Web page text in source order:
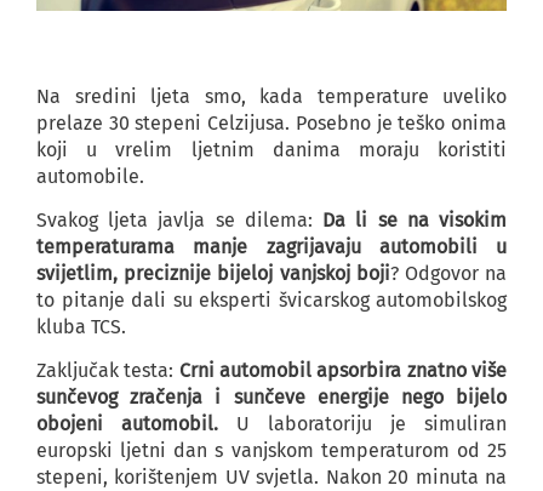
Na sredini ljeta smo, kada temperature uveliko
prelaze 30 stepeni Celzijusa. Posebno je teško onima
koji u vrelim ljetnim danima moraju koristiti
automobile.
Svakog ljeta javlja se dilema: Da li se na visokim
temperaturama manje zagrijavaju automobili u
svijetlim, preciznije bijeloj vanjskoj boji? Odgovor na
to pitanje dali su eksperti švicarskog automobilskog
kluba TCS.
Zaključak testa: Crni automobil apsorbira znatno više
sunčevog zračenja i sunčeve energije nego bijelo
obojeni automobil. U laboratoriju je simuliran
europski ljetni dan s vanjskom temperaturom od 25
stepeni, korištenjem UV svjetla. Nakon 20 minuta na